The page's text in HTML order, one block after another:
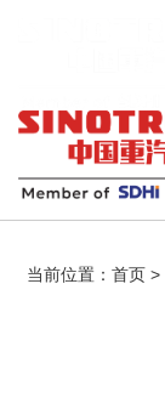
当前位置：首页 >